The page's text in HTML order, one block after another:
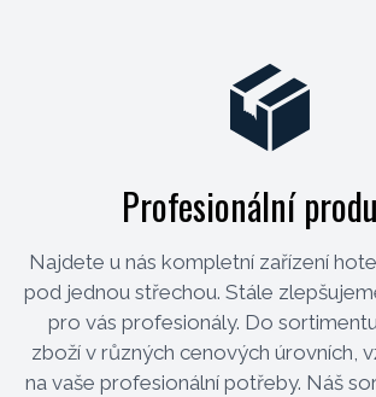
Profesionální
Najdete u nás kompletní zařízení
pod jednou střechou. Stále
pro vás profesionály. Do
zboží v různých cenových úrovních,
na vaše profesionální potřeby. Náš